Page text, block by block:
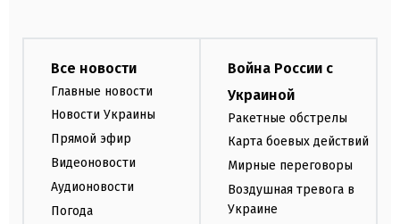
Все новости
Главные новости
Новости Украины
Прямой эфир
Видеоновости
Аудионовости
Погода
Война России с
Украиной
Ракетные обстрелы
Карта боевых действий
Мирные переговоры
Воздушная тревога в
Украине